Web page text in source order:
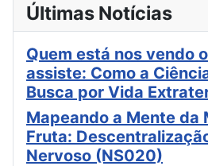
Últimas Notícias
Quem está nos vendo
assiste: Como a
Busca por Vida
Mapeando a Mente da
Fruta:
Nervoso (NS020)